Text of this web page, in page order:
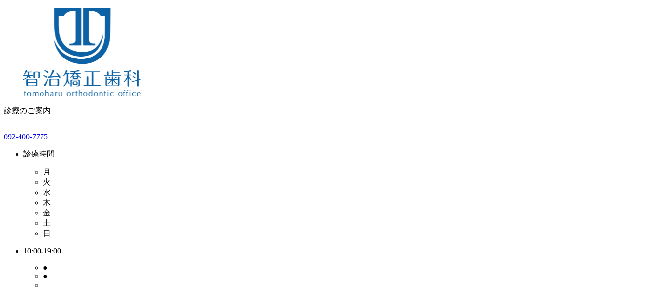
診療のご案内
092-400-7775
診療時間
月
火
水
木
金
土
日
10:00-19:00
●
●